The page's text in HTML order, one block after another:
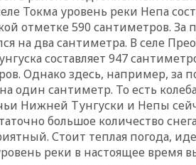
Токма уровень реки Непа
отметке 590 сантиметров. За
на два сантиметра. В селе
составляет 947
Однако здесь, например, за
один сантиметр. То есть
Нижней Тунгуски и Непы
большое количество
Стоит теплая погода,
реки в настоящее время